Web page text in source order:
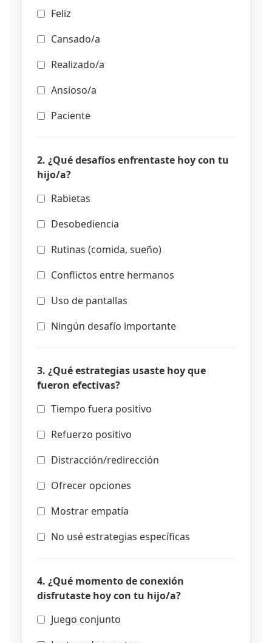
Feliz
Cansado/a
Realizado/a
Ansioso/a
Paciente
2. ¿Qué desafíos enfrentaste hoy con tu
hijo/a?
Rabietas
Desobediencia
Rutinas (comida, sueño)
Conflictos entre hermanos
Uso de pantallas
Ningún desafío importante
3. ¿Qué estrategias usaste hoy que
fueron efectivas?
Tiempo fuera positivo
Refuerzo positivo
Distracción/redirección
Ofrecer opciones
Mostrar empatía
No usé estrategias específicas
4. ¿Qué momento de conexión
disfrutaste hoy con tu hijo/a?
Juego conjunto